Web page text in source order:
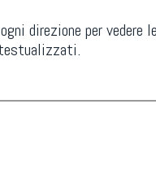
direzione per